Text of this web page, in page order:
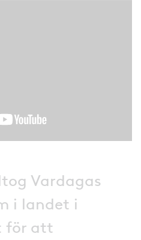
Vardagas
i landet i
för att